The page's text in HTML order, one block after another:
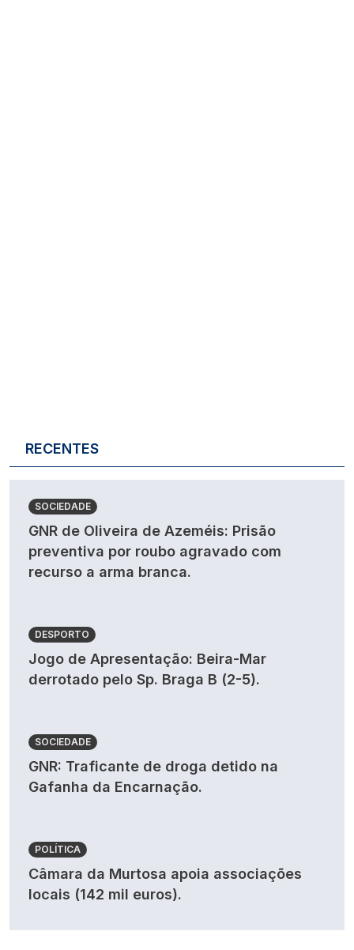
RECENTES
SOCIEDADE
GNR de Oliveira de Azeméis: Prisão
preventiva por roubo agravado com
recurso a arma branca.
DESPORTO
Jogo de Apresentação: Beira-Mar
derrotado pelo Sp. Braga B (2-5).
SOCIEDADE
GNR: Traficante de droga detido na
Gafanha da Encarnação.
POLÍTICA
Câmara da Murtosa apoia associações
locais (142 mil euros).